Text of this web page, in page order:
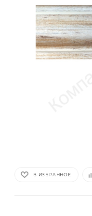
В ИЗБРАННОЕ